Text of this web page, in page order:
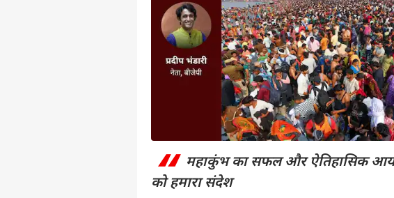
“
महाकुंभ का सफल और ऐतिहासिक
को हमारा संदेश
हॅलो गेस्ट
एडवर्टाइज विथ अस
प्राइवेसी पॉलिसी
कॉन्टैक्ट अस
पर्सनल कार्नर
टॉप आर्टिकल्स
इंडिया